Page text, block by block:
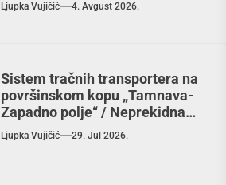
Ljupka Vujičić 4. Avgust 2026.
Sistem tračnih transportera na
površinskom kopu „Tamnava-
Zapadno polje“ / Neprekidna
veza proizvodnje
Ljupka Vujičić 29. Jul 2026.